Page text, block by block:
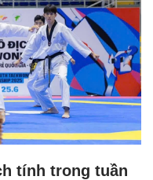
tính trong tuần